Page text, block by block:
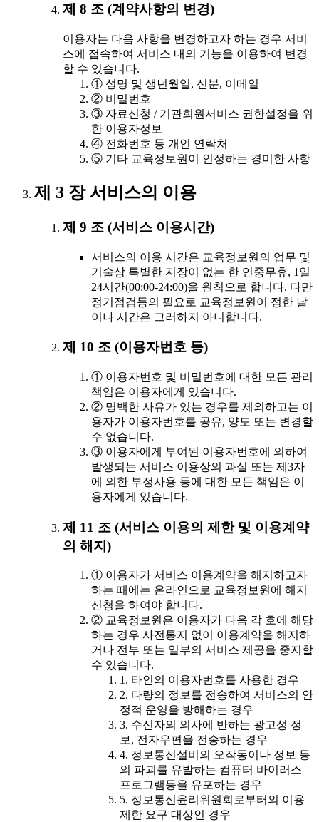
제 8 조 (계약사항의 변경)
이용자는 다음 사항을 변경하고자 하는 경우 서비
스에 접속하여 서비스 내의 기능을 이용하여 변경
할 수 있습니다.
① 성명 및 생년월일, 신분, 이메일
② 비밀번호
③ 자료신청 / 기관회원서비스 권한설정을 위
한 이용자정보
④ 전화번호 등 개인 연락처
⑤ 기타 교육정보원이 인정하는 경미한 사항
제 3 장 서비스의 이용
제 9 조 (서비스 이용시간)
서비스의 이용 시간은 교육정보원의 업무 및
기술상 특별한 지장이 없는 한 연중무휴, 1일
24시간(00:00-24:00)을 원칙으로 합니다. 다만
정기점검등의 필요로 교육정보원이 정한 날
이나 시간은 그러하지 아니합니다.
제 10 조 (이용자번호 등)
① 이용자번호 및 비밀번호에 대한 모든 관리
책임은 이용자에게 있습니다.
② 명백한 사유가 있는 경우를 제외하고는 이
용자가 이용자번호를 공유, 양도 또는 변경할
수 없습니다.
③ 이용자에게 부여된 이용자번호에 의하여
발생되는 서비스 이용상의 과실 또는 제3자
에 의한 부정사용 등에 대한 모든 책임은 이
용자에게 있습니다.
제 11 조 (서비스 이용의 제한 및 이용계약
의 해지)
① 이용자가 서비스 이용계약을 해지하고자
하는 때에는 온라인으로 교육정보원에 해지
신청을 하여야 합니다.
② 교육정보원은 이용자가 다음 각 호에 해당
하는 경우 사전통지 없이 이용계약을 해지하
거나 전부 또는 일부의 서비스 제공을 중지할
수 있습니다.
1. 타인의 이용자번호를 사용한 경우
2. 다량의 정보를 전송하여 서비스의 안
정적 운영을 방해하는 경우
3. 수신자의 의사에 반하는 광고성 정
보, 전자우편을 전송하는 경우
4. 정보통신설비의 오작동이나 정보 등
의 파괴를 유발하는 컴퓨터 바이러스
프로그램등을 유포하는 경우
5. 정보통신윤리위원회로부터의 이용
제한 요구 대상인 경우